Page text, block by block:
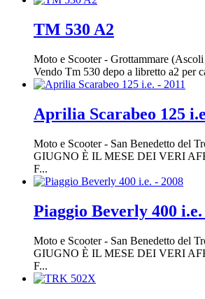
TM 530 A2
Moto e Scooter- Grottammare
Vendo Tm 530 depo a libretto a2 per
Aprilia Scarabeo 125
Moto e Scooter- San Benedetto del
GIUGNO È IL MESE DEI VERI
F...
Piaggio Beverly 400 i.e.
Moto e Scooter- San Benedetto del
GIUGNO È IL MESE DEI VERI
F...